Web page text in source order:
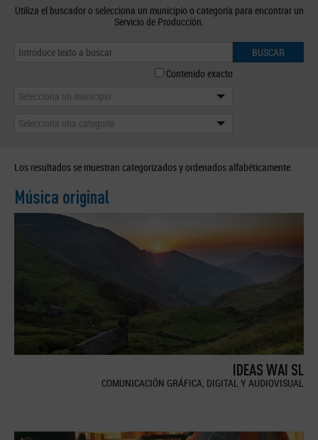
Utiliza el buscador o selecciona un municipio o categoría para encontrar un
Servicio de Producción.
BUSCAR
Contenido exacto
Selecciona un municipio
Selecciona una categoría
Los resultados se muestran categorizados y ordenados alfabéticamente.
Música original
IDEAS WAI SL
COMUNICACIÓN GRÁFICA, DIGITAL Y AUDIOVISUAL